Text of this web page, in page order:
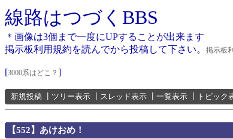
線路はつづくBBS
＊画像は3個まで一度にUPすることが出来ます
掲示板利用規約を読んでから投稿して下さい。
掲示板
[3000系はどこ？ ]
新規投稿 ツリー表示 スレッド表示 一覧表示 トピック
【552】あけおめ！